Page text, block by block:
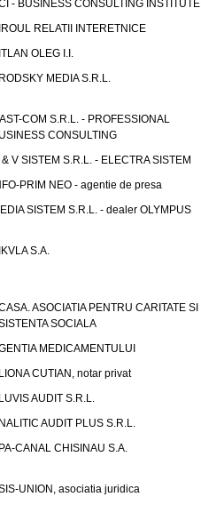
- BUSINESS CONSULTING INSTITUTE
RELATII INTERETNICE
OLEG I.I.
MEDIA S.R.L.
COM S.R.L. - PROFESSIONAL
CONSULTING
& V SISTEM S.R.L. - ELECTRA SISTEM
PRIM NEO - agentie de presa
SISTEM S.R.L. - dealer OLYMPUS
S.A.
ASOCIATIA PENTRU CARITATE SI
SOCIALA
MEDICAMENTULUI
CUTIAN, notar privat
AUDIT S.R.L.
AUDIT PLUS S.R.L.
CANAL CHISINAU S.A.
UNION, asociatia juridica